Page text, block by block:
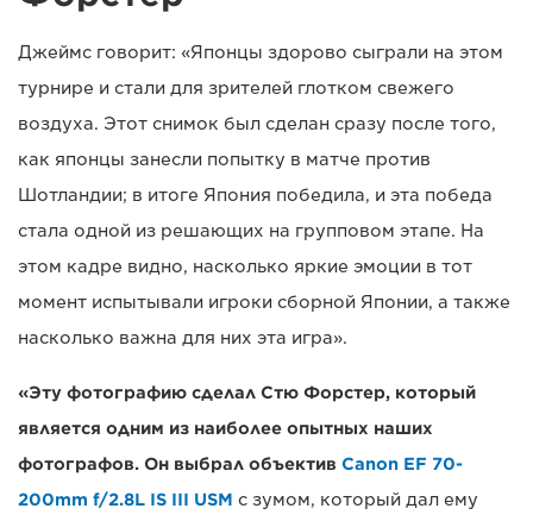
Джеймс говорит: «Японцы здорово сыграли на этом
турнире и стали для зрителей глотком свежего
воздуха. Этот снимок был сделан сразу после того,
как японцы занесли попытку в матче против
Шотландии; в итоге Япония победила, и эта победа
стала одной из решающих на групповом этапе. На
этом кадре видно, насколько яркие эмоции в тот
момент испытывали игроки сборной Японии, а также
насколько важна для них эта игра».
«Эту фотографию сделал Стю Форстер, который
является одним из наиболее опытных наших
фотографов. Он выбрал объектив Canon EF 70-
200mm f/2.8L IS III USM с зумом, который дал ему